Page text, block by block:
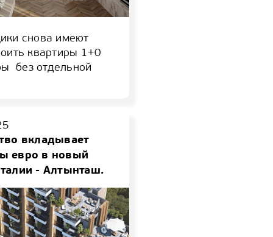
снова имеют
квартиры 1+0
без отдельной
вкладывает
евро в новый
- Алтынташ.